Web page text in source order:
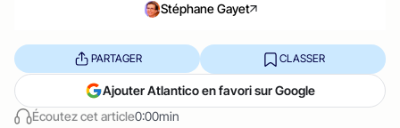
Stéphane Gayet
Écoutez cet article0:00min
PARTAGER CLASSER
Ajouter Atlantico en favori sur Google